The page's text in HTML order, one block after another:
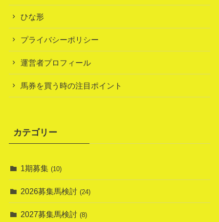
ひな形
プライバシーポリシー
運営者プロフィール
馬券を買う時の注目ポイント
カテゴリー
1期募集 (10)
2026募集馬検討 (24)
2027募集馬検討 (8)